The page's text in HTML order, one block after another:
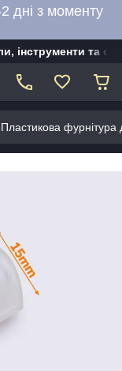
дні з моменту
та
Пластикова фурнітура